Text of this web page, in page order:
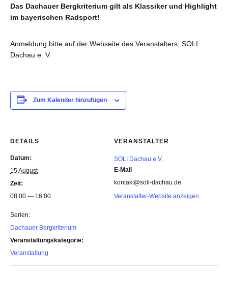
Das Dachauer Bergkriterium gilt als Klassiker und Highlight
im bayerischen Radsport!
Anmeldung bitte auf der Webseite des Veranstalters, SOLI
Dachau e. V.
Zum Kalender hinzufügen
DETAILS
Datum:
15 August
Zeit:
08:00 — 16:00
Serien:
Dachauer Bergkriterium
Veranstaltungskategorie:
Veranstaltung
VERANSTALTER
SOLI Dachau e.V.
E-Mail
kontakt@soli-dachau.de
Veranstalter-Website anzeigen